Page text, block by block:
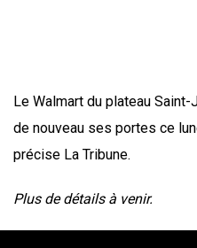
Le Walmart du plateau
de nouveau ses portes ce
précise La Tribune.
Plus de détails à venir.